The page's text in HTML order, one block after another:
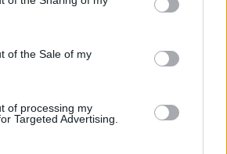
of the Sale of my
of processing my
Targeted Advertising.
© RIPRODUZIONE RISERVATA